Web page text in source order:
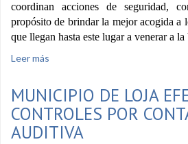
coordinan acciones de seguridad,
propósito de brindar la mejor acogida a
que llegan hasta este lugar a venerar a
Leer más
MUNICIPIO DE LOJA
CONTROLES POR
AUDITIVA